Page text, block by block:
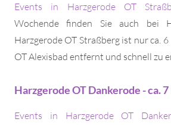
Events in Harzgerode OT
Wochende finden Sie auch bei
Harzgerode OT Straßberg ist nur ca.
OT Alexisbad entfernt und schnell zu
Harzgerode OT Dankerode - ca.
Events in Harzgerode OT